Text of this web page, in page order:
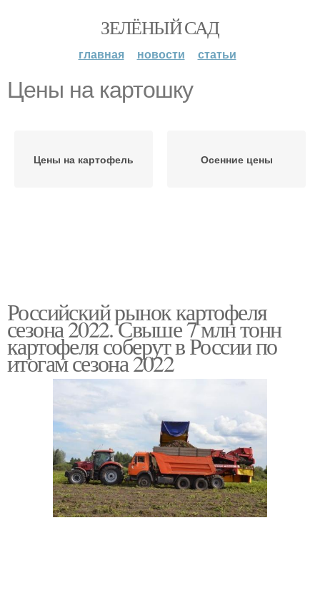
ЗЕЛЁНЫЙ САД
главная новости статьи
Цены на картошку
Цены на картофель Осенние цены
Российский рынок картофеля
сезона 2022. Свыше 7 млн тонн
картофеля соберут в России по
итогам сезона 2022